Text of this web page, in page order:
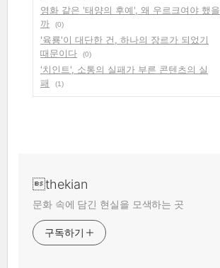
영화 같은 '태양의 후예', 왜 우르크여야 했을
까
(0)
'육룡'이 대단한 건, 하나의 장르가 되었기
때문이다
(0)
'치인트', 소통의 실패가 부른 콘텐츠의 실
패
(1)
thekian
문화 속에 담긴 현실을 모색하는 곳
구독하기